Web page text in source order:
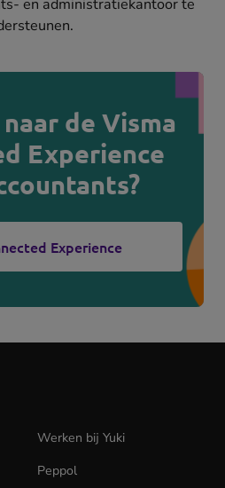
en administratiekantoor te
de Visma
Experience
Experience
(opens
Werken bij Yuki
Peppol